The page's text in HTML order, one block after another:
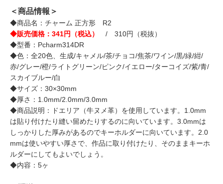
＜商品情報＞
◆商品名：チャーム 正方形 R2
◆販売価格：341円（税込）
/ 310円（税抜）
◆型番：Pcharm314DR
◆色：全20色、生成/キャメル/茶/チョコ/焦茶/ワイン/黒/緑/紺/
赤/グレー/橙/ライトグリーン/ピンク/イエロー/ターコイズ/紫/青/
スカイブルー/白
◆サイズ：30×30mm
◆厚さ：1.0mm/2.0mm/3.0mm
◆商品説明：ドエリア（牛ヌメ革）を使用しています。1.0mm
は貼り付けたり縫い留めたりするのに向いています。3.0mmは
しっかりした厚みがあるのでキーホルダーに向いています。2.0
mmは使いやすい厚さで、作品に取り付けたり、そのままキーホ
ルダーにしてもよいでしょう。
◆内容：5ヶ